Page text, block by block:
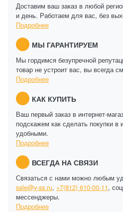
Доставим ваш заказ в любой
и день. Работаем для вас, без
Подробнее
МЫ ГАРАНТИРУЕМ
Мы гордимся безупречной
товар не устроит вас, вы всегда
Подробнее
КАК КУПИТЬ
Ваш первый заказ в интернет-
подскажем как сделать покупки в
удобными.
Подробнее
ВСЕГДА НА СВЯЗИ
Связаться с нами можно любым
sale@y-ss.ru, +7(812) 610-00-11,
мессенджеры.
Подробнее